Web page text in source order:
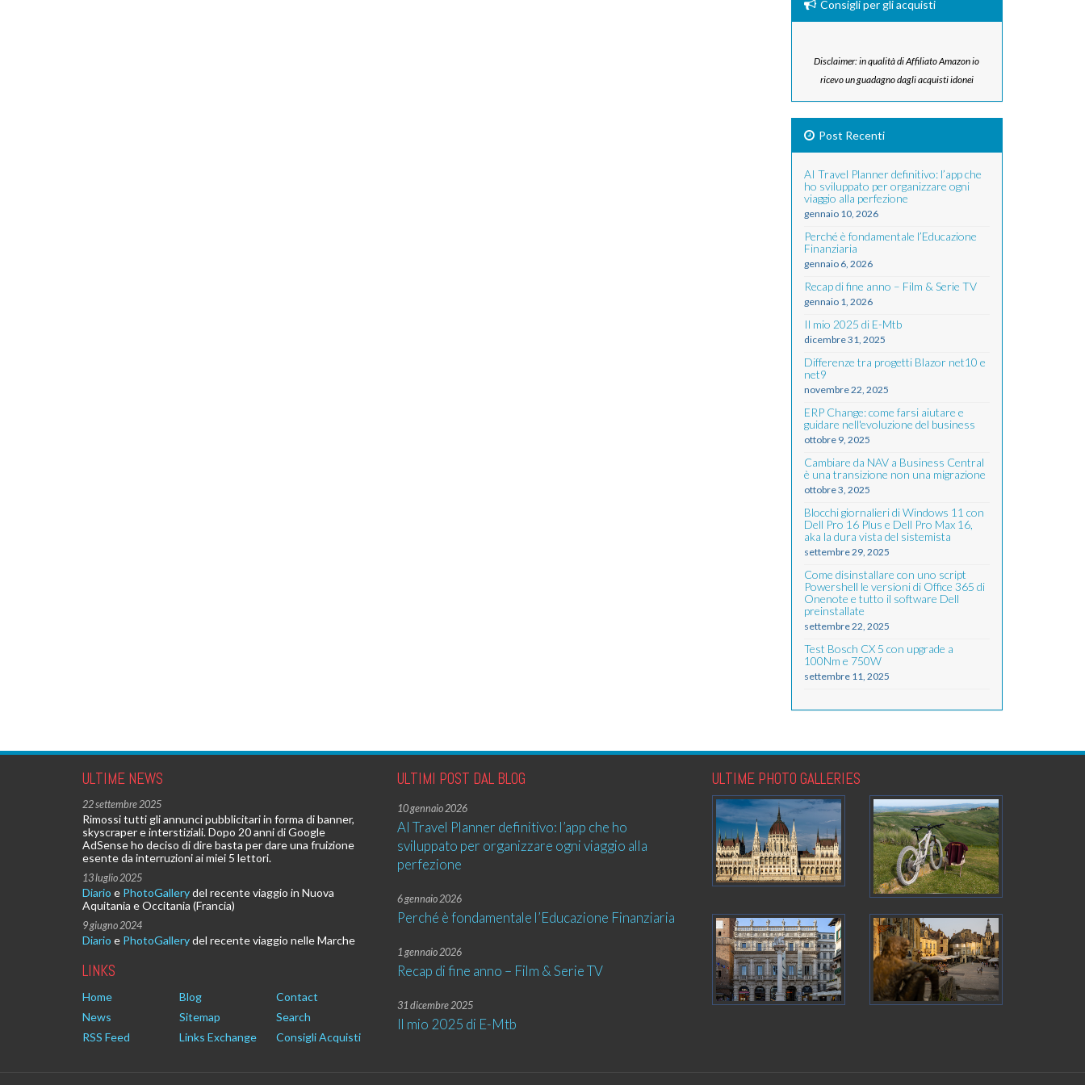
Consigli per gli acquisti
Disclaimer: in qualità di Affiliato Amazon io
ricevo un guadagno dagli acquisti idonei
Post Recenti
AI Travel Planner definitivo: l’app che
ho sviluppato per organizzare ogni
viaggio alla perfezione
gennaio 10, 2026
Perché è fondamentale l’Educazione
Finanziaria
gennaio 6, 2026
Recap di fine anno – Film & Serie TV
gennaio 1, 2026
Il mio 2025 di E-Mtb
dicembre 31, 2025
Differenze tra progetti Blazor net10 e
net9
novembre 22, 2025
ERP Change: come farsi aiutare e
guidare nell'evoluzione del business
ottobre 9, 2025
Cambiare da NAV a Business Central
è una transizione non una migrazione
ottobre 3, 2025
Blocchi giornalieri di Windows 11 con
Dell Pro 16 Plus e Dell Pro Max 16,
aka la dura vista del sistemista
settembre 29, 2025
Come disinstallare con uno script
Powershell le versioni di Office 365 di
Onenote e tutto il software Dell
preinstallate
settembre 22, 2025
Test Bosch CX 5 con upgrade a
100Nm e 750W
settembre 11, 2025
ULTIME NEWS
22 settembre 2025
Rimossi tutti gli annunci pubblicitari in forma di banner,
skyscraper e interstiziali. Dopo 20 anni di Google
AdSense ho deciso di dire basta per dare una fruizione
esente da interruzioni ai miei 5 lettori.
13 luglio 2025
Diario e PhotoGallerydel recente viaggio in Nuova
Aquitania e Occitania (Francia)
9 giugno 2024
Diario e PhotoGallerydel recente viaggio nelle Marche
LINKS
Home Blog
Contact
News
Sitemap
Search
RSS Feed
Links Exchange Consigli Acquisti
ULTIMI POST DAL BLOG
10 gennaio 2026
AI Travel Planner definitivo: l’app che ho
sviluppato per organizzare ogni viaggio alla
perfezione
6 gennaio 2026
Perché è fondamentale l’Educazione Finanziaria
1 gennaio 2026
Recap di fine anno – Film & Serie TV
31 dicembre 2025
Il mio 2025 di E-Mtb
ULTIME PHOTO GALLERIES